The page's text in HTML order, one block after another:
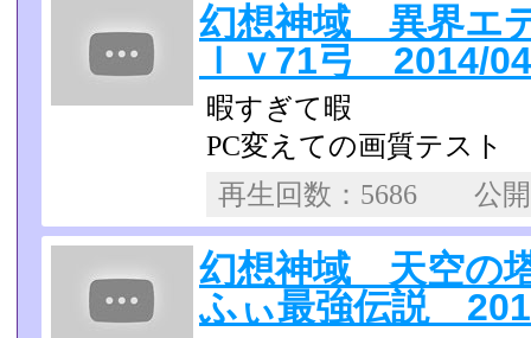
幻想神域 異界エ
ｌｖ71弓 2014/
暇すぎて暇
PC変えての画質テスト
再生回数：5686
幻想神域 天空
ふぃ最強伝説